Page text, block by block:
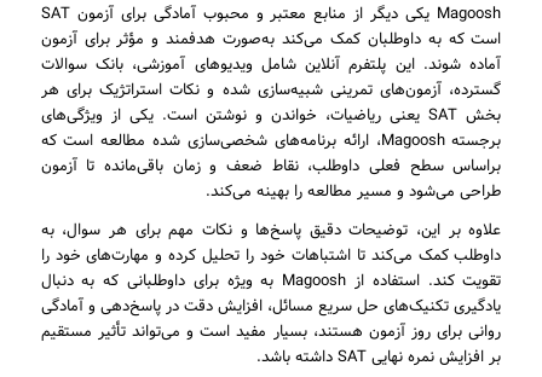
Magoosh یکی دیگر از منابع معتبر و محبوب آمادگی برای آزمون SAT
است که به داوطلبان کمک می‌کند به‌صورت هدفمند و مؤثر برای آزمون
آماده شوند. این پلتفرم آنلاین شامل ویدیوهای آموزشی، بانک سوالات
گسترده، آزمون‌های تمرینی شبیه‌سازی شده و نکات استراتژیک برای هر
بخش SAT یعنی ریاضیات، خواندن و نوشتن است. یکی از ویژگی‌های
برجسته Magoosh، ارائه برنامه‌های شخصی‌سازی شده مطالعه است که
براساس سطح فعلی داوطلب، نقاط ضعف و زمان باقی‌مانده تا آزمون
طراحی می‌شود و مسیر مطالعه را بهینه می‌کند.
علاوه بر این، توضیحات دقیق پاسخ‌ها و نکات مهم برای هر سوال، به
داوطلب کمک می‌کند تا اشتباهات خود را تحلیل کرده و مهارت‌های خود را
تقویت کند. استفاده از Magoosh به ویژه برای داوطلبانی که به دنبال
یادگیری تکنیک‌های حل سریع مسائل، افزایش دقت در پاسخ‌دهی و آمادگی
روانی برای روز آزمون هستند، بسیار مفید است و می‌تواند تأثیر مستقیم
بر افزایش نمره نهایی SAT داشته باشد.